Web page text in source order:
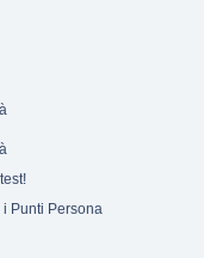
Punti Persona